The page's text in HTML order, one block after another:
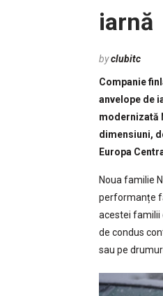
iarnă
byclubitc
Companie
anvelope de
modernizată
dimensiuni,
Europa
Noua familie
performanțe
acestei familii
de condus
sau pe